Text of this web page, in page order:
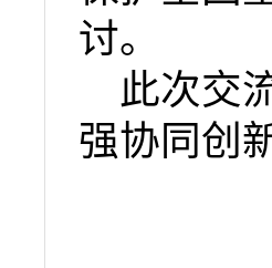
讨。
此次交
强协同创